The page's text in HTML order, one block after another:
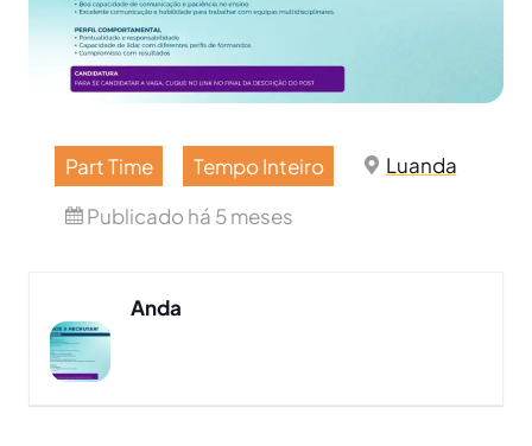
Part Time Tempo Inteiro
Luanda
Publicado há 5 meses
Anda